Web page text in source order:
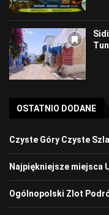
OSTATNIO DODANE
Czyste Góry Czyste
Najpiękniejsze miejsca
Ogólnopolski Zlot